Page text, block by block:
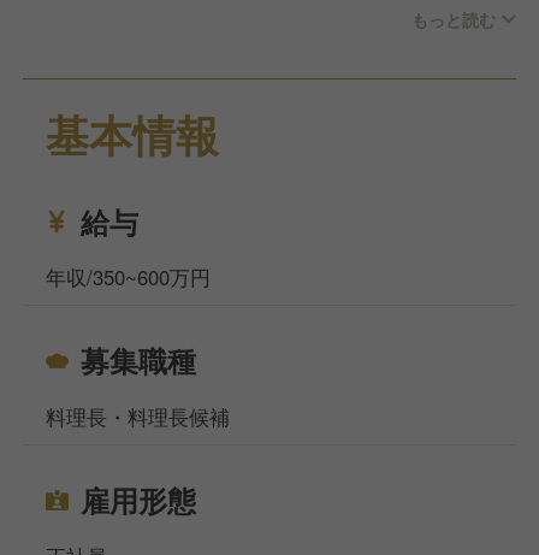
レストランでは旬の食材を使用した和食ベースの料理
を提供しています。
業務内容は、食材管理、仕込み、調理、盛り付け、メ
ホテルや和食調理経験がある方を求めています。
また、キッチンマネジメント経験のある方を歓迎しま
す。
福利厚生として、家族手当、住宅手当、深夜勤務手
また、時間外手当がしっかり支給されるので、安心し
当社サイト、フーズラボ・エージェントですがこのほ
もっと読む
基本情報
給与
年収/350~600万円
募集職種
料理長・料理長候補
雇用形態